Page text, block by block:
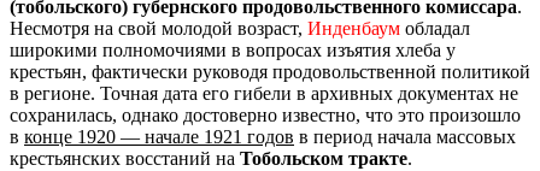
(тобольского) губернского продовольственного комиссара.
Несмотря на свой молодой возраст, Инденбаум обладал
широкими полномочиями в вопросах изъятия хлеба у
крестьян, фактически руководя продовольственной политикой
в регионе. Точная дата его гибели в архивных документах не
сохранилась, однако достоверно известно, что это произошло
в конце 1920 — начале 1921 годов в период начала массовых
крестьянских восстаний на Тобольском тракте.